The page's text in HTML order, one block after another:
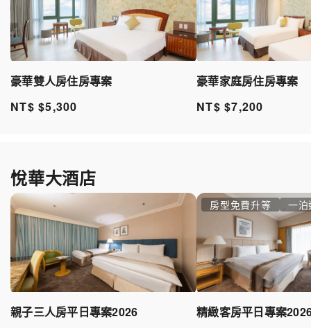
豪華雙人房住房專案
NT$ $5,300
豪華家庭房住房專案
NT$ $7,200
悅華大酒店
親子三人房平日專案2026
房型免費升等 一
精緻客房平日專案